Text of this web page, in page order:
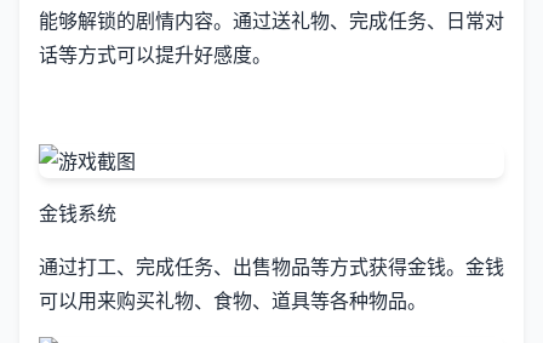
能够解锁的剧情内容。通过送礼物、完成任务、日常对
话等方式可以提升好感度。
金钱系统
通过打工、完成任务、出售物品等方式获得金钱。金钱
可以用来购买礼物、食物、道具等各种物品。